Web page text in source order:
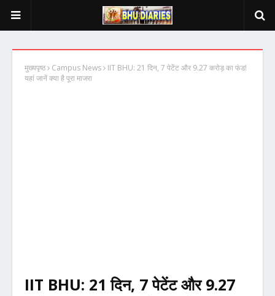
मुख्यपृष्ठ Campus News
IIT BHU: 21 दिन, 7 पेटेंट और 9.27 करोड़ का फंड!
यहां जानें क्या है पूरा माजरा
IIT BHU: 21 दिन, 7 पेटेंट और 9.27